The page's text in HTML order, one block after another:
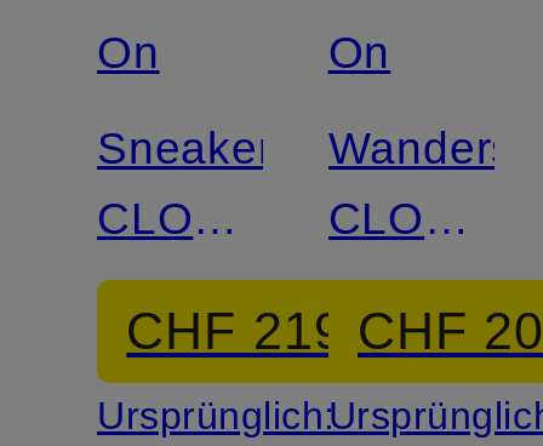
On
Sneaker
CLOUD
6 WP
CHF 219
Ursprünglich:
On
LOW
WP
CHF